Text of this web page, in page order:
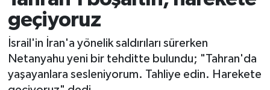
geçiyoruz
İsrail'in İran'a yönelik saldırıları sürerken
Netanyahu yeni bir tehditte bulundu; "Tahran'da
yaşayanlara sesleniyorum. Tahliye edin. Harekete